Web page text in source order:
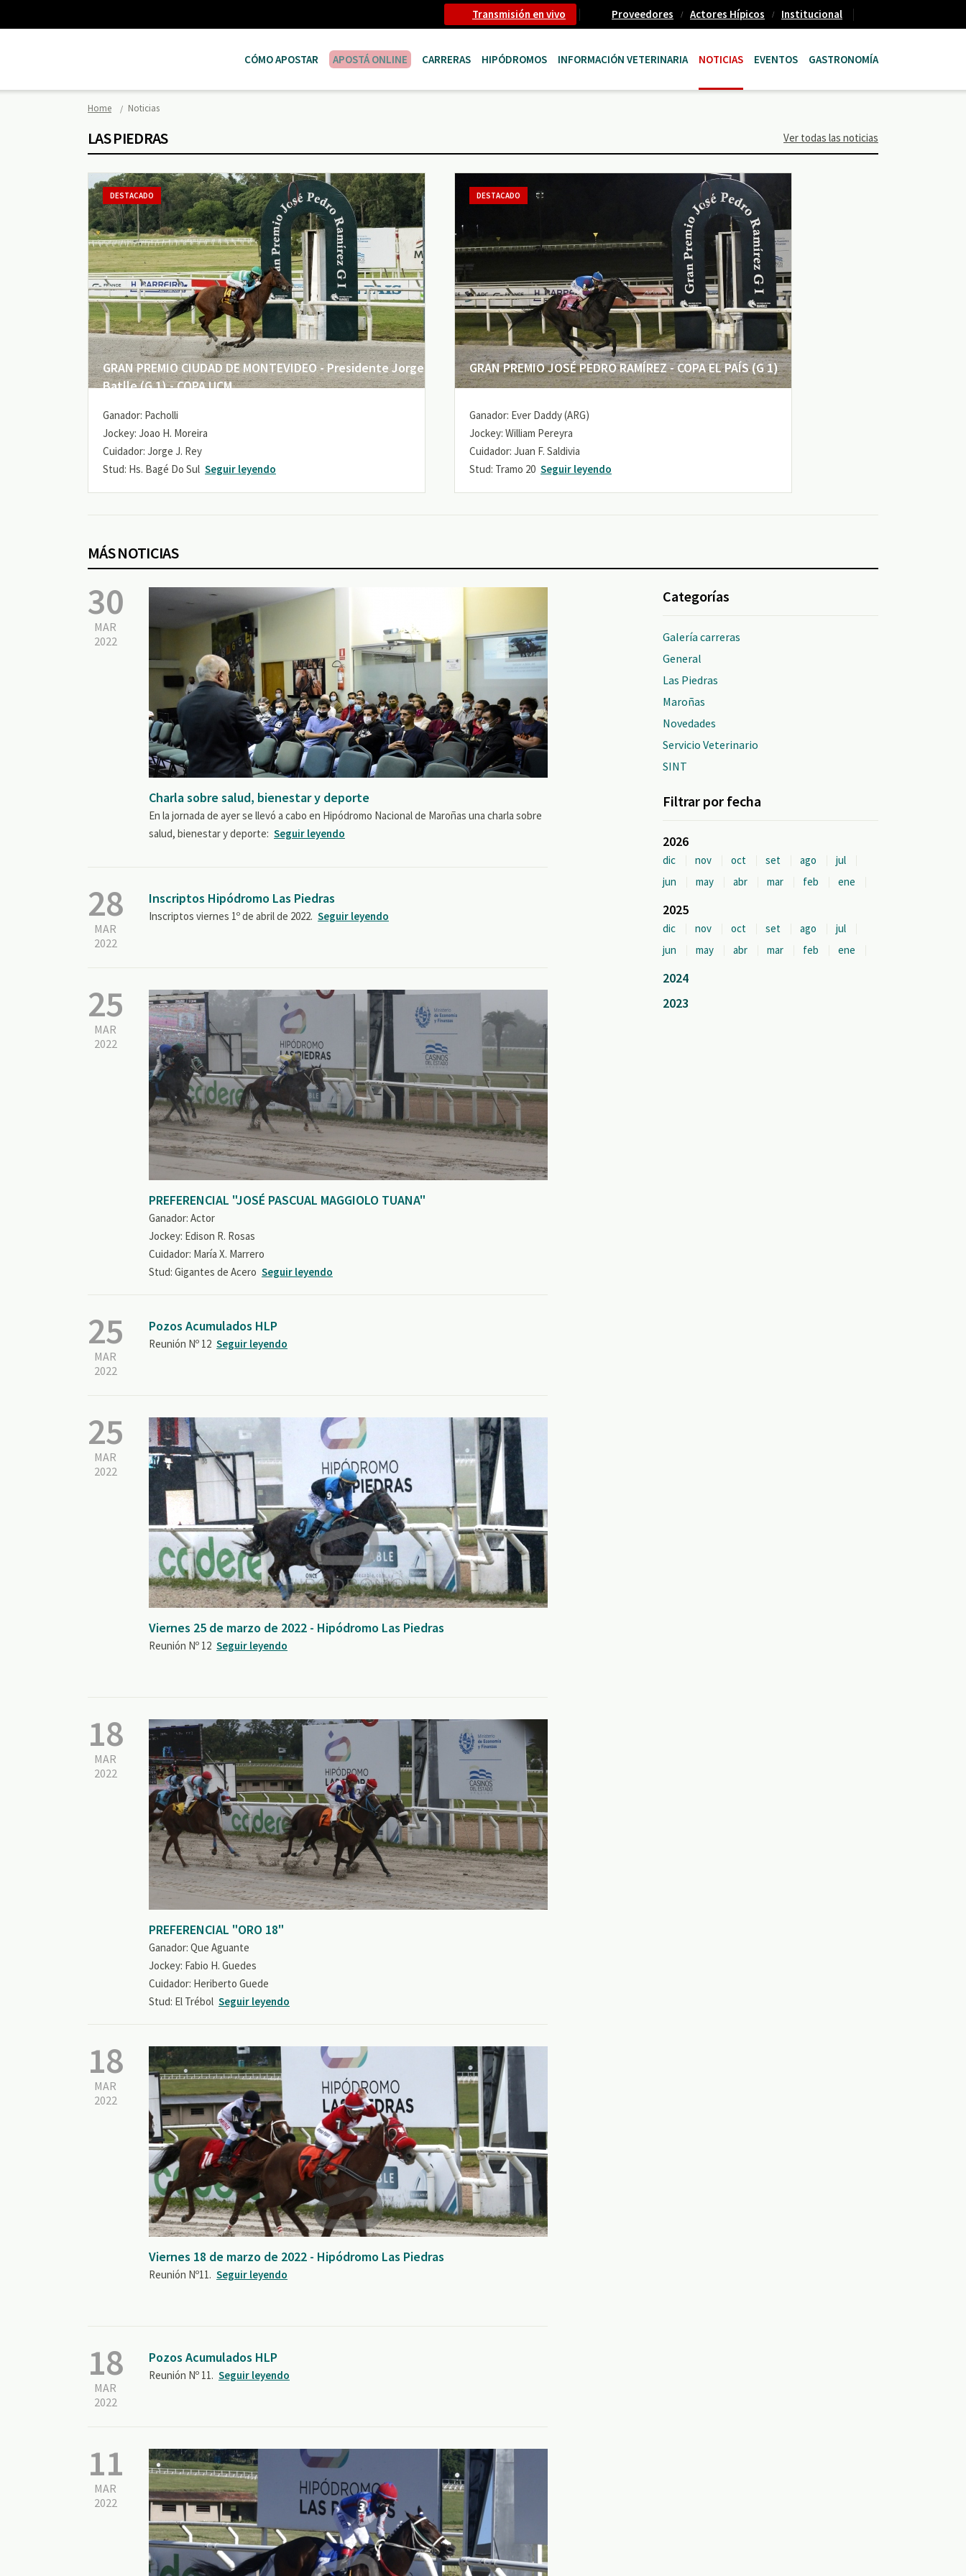
Transmisión en vivo Proveedores Actores Hípicos Institucional
CÓMO APOSTAR APOSTÁ ONLINE CARRERAS HIPÓDROMOS INFORMACIÓN VETERINARIA NOTICIAS EVENTOS GASTRONOMÍA
Home Noticias
LAS PIEDRAS Ver todas las noticias
GRAN PREMIO CIUDAD DE MONTEVIDEO - Presidente Jorge
Batlle (G 1) - COPA UCM
DESTACADO
Ganador: Pacholli
Jockey: Joao H. Moreira
Cuidador: Jorge J. Rey
Stud: Hs. Bagé Do Sul Seguir leyendo
GRAN PREMIO JOSÉ PEDRO RAMÍREZ - COPA EL PAÍS (G 1)
DESTACADO
Ganador: Ever Daddy (ARG)
Jockey: William Pereyra
Cuidador: Juan F. Saldivia
Stud: Tramo 20 Seguir leyendo
MÁS NOTICIAS
30
MAR
2022
Charla sobre salud, bienestar y deporte
En la jornada de ayer se llevó a cabo en Hipódromo Nacional de Maroñas una charla sobre
salud, bienestar y deporte: Seguir leyendo
28
MAR
2022
Inscriptos Hipódromo Las Piedras
Inscriptos viernes 1º de abril de 2022. Seguir leyendo
25
MAR
2022
PREFERENCIAL "JOSÉ PASCUAL MAGGIOLO TUANA"
Ganador: Actor
Jockey: Edison R. Rosas
Cuidador: María X. Marrero
Stud: Gigantes de Acero Seguir leyendo
25
MAR
2022
Pozos Acumulados HLP
Reunión Nº 12 Seguir leyendo
25
MAR
2022
Viernes 25 de marzo de 2022 - Hipódromo Las Piedras
Reunión Nº 12 Seguir leyendo
18
MAR
2022
PREFERENCIAL "ORO 18"
Ganador: Que Aguante
Jockey: Fabio H. Guedes
Cuidador: Heriberto Guede
Stud: El Trébol Seguir leyendo
18
MAR
2022
Viernes 18 de marzo de 2022 - Hipódromo Las Piedras
Reunión Nº11. Seguir leyendo
18
MAR
2022
Pozos Acumulados HLP
Reunión Nº 11. Seguir leyendo
11
MAR
2022
Categorías
Galería carreras
General
Las Piedras
Maroñas
Novedades
Servicio Veterinario
SINT
Filtrar por fecha
2026
dic nov oct set ago
jul
jun
may abr mar feb ene
2025
dic nov oct set ago
jul
jun
may abr mar feb ene
2024
2023